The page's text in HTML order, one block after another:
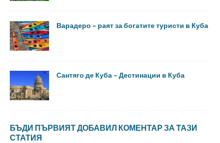
Варадеро – раят за богатите туристи в Куба
Сантяго де Куба – Дестинации в Куба
БЪДИ ПЪРВИЯТ ДОБАВИЛ КОМЕНТАР ЗА ТАЗИ
СТАТИЯ